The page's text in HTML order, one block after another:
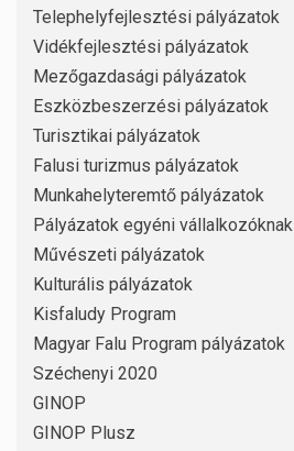
Telephelyfejlesztési pályázatok
Vidékfejlesztési pályázatok
Mezőgazdasági pályázatok
Eszközbeszerzési pályázatok
Turisztikai pályázatok
Falusi turizmus pályázatok
Munkahelyteremtő pályázatok
Pályázatok egyéni vállalkozóknak
Művészeti pályázatok
Kulturális pályázatok
Kisfaludy Program
Magyar Falu Program pályázatok
Széchenyi 2020
GINOP
GINOP Plusz